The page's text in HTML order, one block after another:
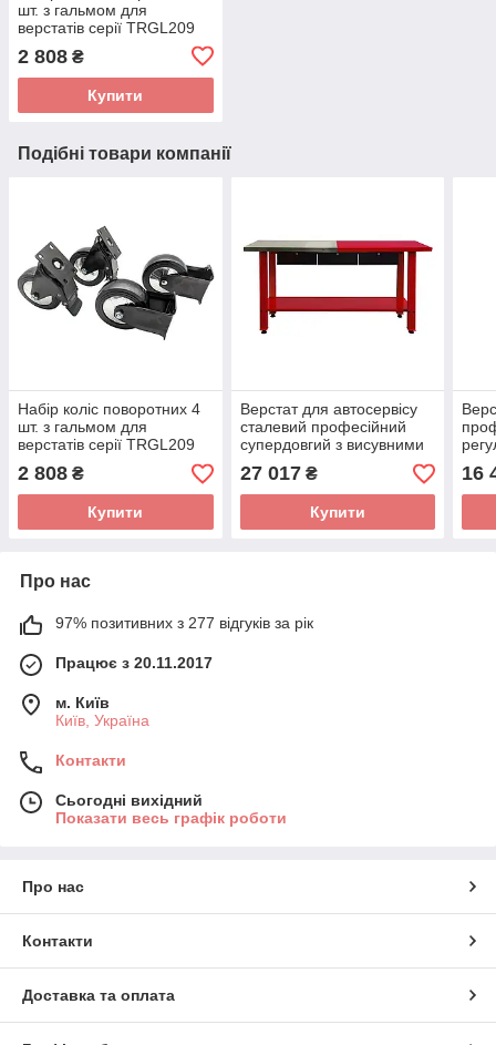
шт. з гальмом для
верстатів серії TRGL209
2 808 ₴
Купити
Подібні товари компанії
Набір коліс поворотних 4
шт. з гальмом для
верстатів серії TRGL209
TORIN WS-TRGL209
2 808 ₴
Купити
Верстат для автосервісу
сталевий професійний
cупepдoвгий з виcувними
ящикaми TRGL209-2
TORIN
27 017₴
Купити
16
Про нас
97% позитивних з 277 відгуків за рік
Працює з 20.11.2017
м. Київ
Київ, Україна
Контакти
Сьогодні вихідний
Показати весь графік роботи
Про нас
Контакти
Доставка та оплата